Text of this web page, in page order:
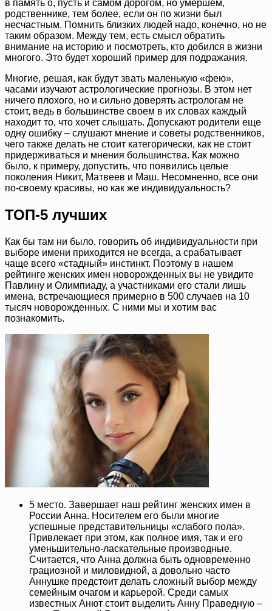
в память о, пусть и самом дорогом, но умершем,
родственнике, тем более, если он по жизни был
несчастным. Помнить близких людей надо, конечно, но не
таким образом. Между тем, есть смысл обратить
внимание на историю и посмотреть, кто добился в жизни
многого. Это будет хороший пример для подражания.
Многие, решая, как будут звать маленькую «фею»,
часами изучают астрологические прогнозы. В этом нет
ничего плохого, но и сильно доверять астрологам не
стоит, ведь в большинстве своем в их словах каждый
находит то, что хочет слышать. Допускают родители еще
одну ошибку – слушают мнение и советы родственников,
чего также делать не стоит категорически, как не стоит
придерживаться и мнения большинства. Как можно
было, к примеру, допустить, что появились целые
поколения Никит, Матвеев и Маш. Несомненно, все они
по-своему красивы, но как же индивидуальность?
ТОП-5 лучших
Как бы там ни было, говорить об индивидуальности при
выборе имени приходится не всегда, а срабатывает
чаще всего «стадный» инстинкт. Поэтому в нашем
рейтинге женских имен новорожденных вы не увидите
Павлину и Олимпиаду, а участниками его стали лишь
имена, встречающиеся примерно в 500 случаев на 10
тысяч новорожденных. С ними мы и хотим вас
познакомить.
5 место. Завершает наш рейтинг женских имен в
России Анна. Носителем его были многие
успешные представительницы «слабого пола».
Привлекает при этом, как полное имя, так и его
уменьшительно-ласкательные производные.
Считается, что Анна должна быть одновременно
грациозной и миловидной, а довольно часто
Аннушке предстоит делать сложный выбор между
семейным очагом и карьерой. Среди самых
известных Анют стоит выделить Анну Праведную –